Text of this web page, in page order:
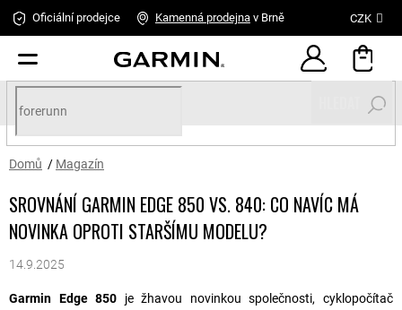
Oficiální prodejce Kamenná prodejnav Brně CZK
Domů / Magazín
SROVNÁNÍ GARMIN EDGE 850 VS. 840: CO NAVÍC MÁ
NOVINKA OPROTI STARŠÍMU MODELU?
14.9.2025
Garmin Edge 850 je žhavou novinkou společnosti, cyklopočítač